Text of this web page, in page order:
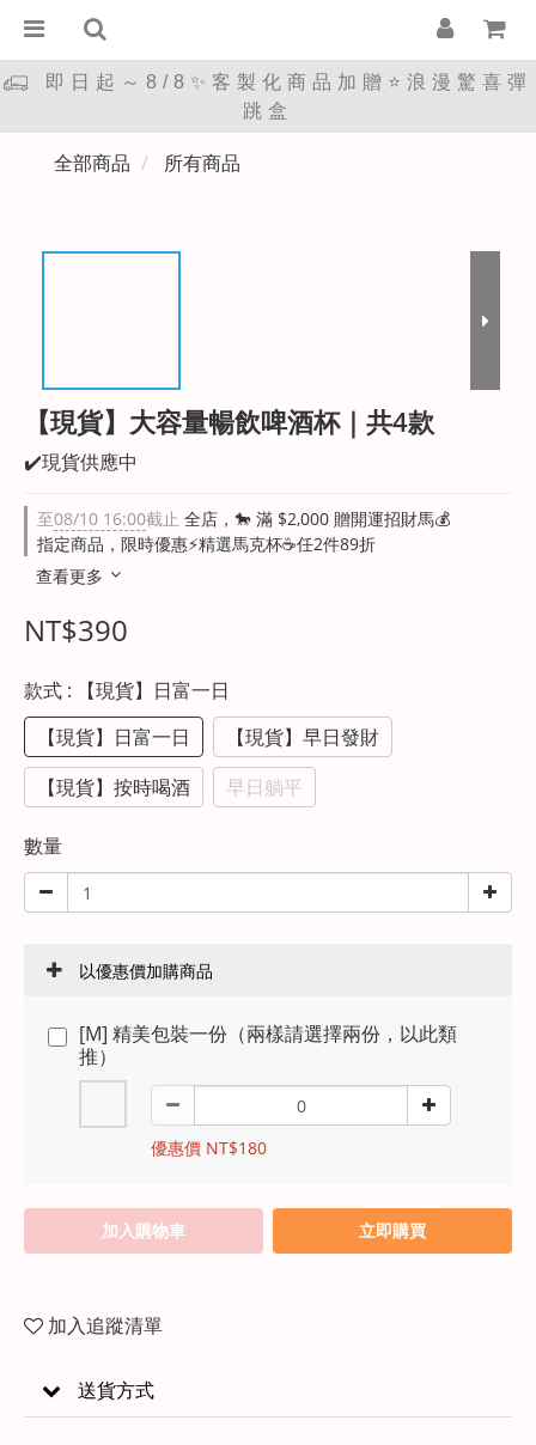
即日起～8/8✨客製化商品加贈⭐浪漫驚喜彈
跳盒
全部商品 所有商品
【現貨】大容量暢飲啤酒杯｜共4款
✔️現貨供應中
至08/10 16:00截止 全店，🐎 滿 $2,000 贈開運招財馬💰
指定商品，限時優惠⚡精選馬克杯☕任2件89折
查看更多
NT$390
款式 : 【現貨】日富一日
【現貨】日富一日
【現貨】早日發財
【現貨】按時喝酒
早日躺平
數量
以優惠價加購商品
[M] 精美包裝一份（兩樣請選擇兩份，以此類
推）
優惠價 NT$180
加入購物車 立即購買
加入追蹤清單
送貨方式